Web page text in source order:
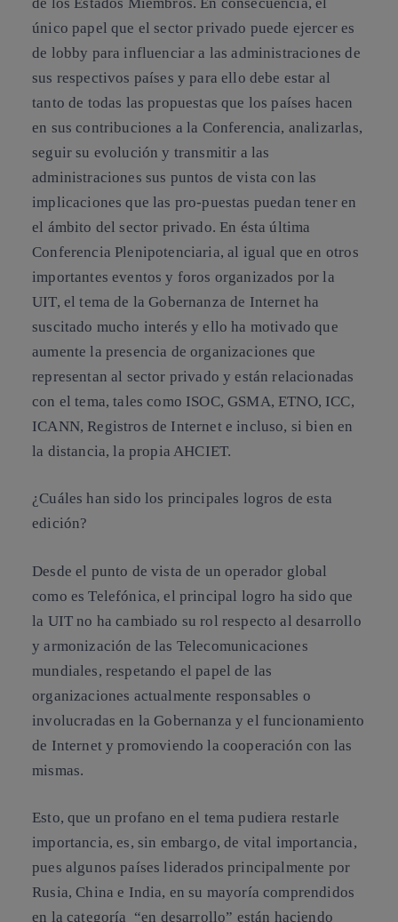
único papel que el sector privado puede ejercer es
de lobby para influenciar a las administraciones de
sus respectivos países y para ello debe estar al
tanto de todas las propuestas que los países hacen
en sus contribuciones a la Conferencia, analizarlas,
seguir su evolución y transmitir a las
administraciones sus puntos de vista con las
implicaciones que las pro-puestas puedan tener en
el ámbito del sector privado. En ésta última
Conferencia Plenipotenciaria, al igual que en otros
importantes eventos y foros organizados por la
UIT, el tema de la Gobernanza de Internet ha
suscitado mucho interés y ello ha motivado que
aumente la presencia de organizaciones que
representan al sector privado y están relacionadas
con el tema, tales como ISOC, GSMA, ETNO, ICC,
ICANN, Registros de Internet e incluso, si bien en
la distancia, la propia AHCIET.
¿Cuáles han sido los principales logros de esta
edición?
Desde el punto de vista de un operador global
como es Telefónica, el principal logro ha sido que
la UIT no ha cambiado su rol respecto al desarrollo
y armonización de las Telecomunicaciones
mundiales, respetando el papel de las
organizaciones actualmente responsables o
involucradas en la Gobernanza y el funcionamiento
de Internet y promoviendo la cooperación con las
mismas.
Esto, que un profano en el tema pudiera restarle
importancia, es, sin embargo, de vital importancia,
pues algunos países liderados principalmente por
Rusia, China e India, en su mayoría comprendidos
en la categoría “en desarrollo” están haciendo